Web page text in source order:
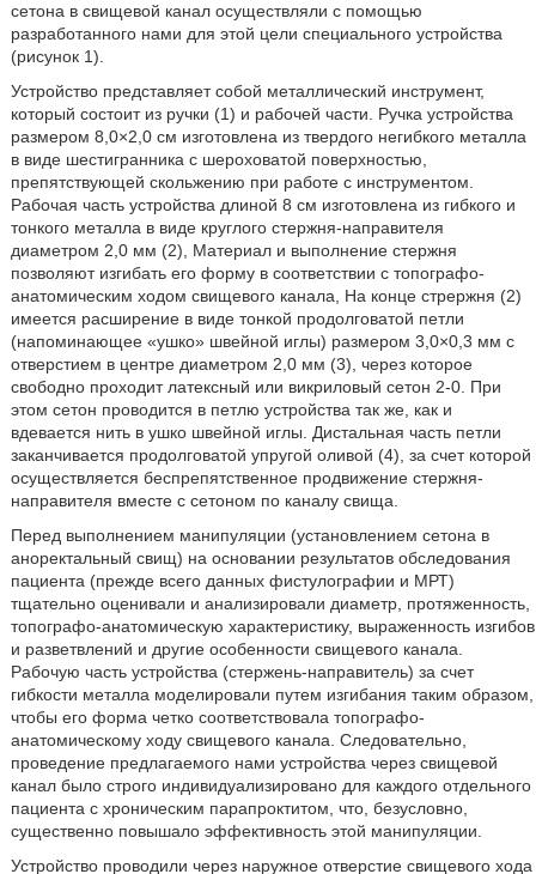
сетона в свищевой канал осуществляли с помощью
разработанного нами для этой цели специального устройства
(рисунок 1).
Устройство представляет собой металлический инструмент,
который состоит из ручки (1) и рабочей части. Ручка устройства
размером 8,0×2,0 см изготовлена из твердого негибкого металла
в виде шестигранника с шероховатой поверхностью,
препятствующей скольжению при работе с инструментом.
Рабочая часть устройства длиной 8 см изготовлена из гибкого и
тонкого металла в виде круглого стержня-направителя
диаметром 2,0 мм (2), Материал и выполнение стержня
позволяют изгибать его форму в соответствии с топографо-
анатомическим ходом свищевого канала, На конце стрержня (2)
имеется расширение в виде тонкой продолговатой петли
(напоминающее «ушко» швейной иглы) размером 3,0×0,3 мм с
отверстием в центре диаметром 2,0 мм (3), через которое
свободно проходит латексный или викриловый сетон 2-0. При
этом сетон проводится в петлю устройства так же, как и
вдевается нить в ушко швейной иглы. Дистальная часть петли
заканчивается продолговатой упругой оливой (4), за счет которой
осуществляется беспрепятственное продвижение стержня-
направителя вместе с сетоном по каналу свища.
Перед выполнением манипуляции (установлением сетона в
аноректальный свищ) на основании результатов обследования
пациента (прежде всего данных фистулографии и МРТ)
тщательно оценивали и анализировали диаметр, протяженность,
топографо-анатомическую характеристику, выраженность изгибов
и разветвлений и другие особенности свищевого канала.
Рабочую часть устройства (стержень-направитель) за счет
гибкости металла моделировали путем изгибания таким образом,
чтобы его форма четко соответствовала топографо-
анатомическому ходу свищевого канала. Следовательно,
проведение предлагаемого нами устройства через свищевой
канал было строго индивидуализировано для каждого отдельного
пациента с хроническим парапроктитом, что, безусловно,
существенно повышало эффективность этой манипуляции.
Устройство проводили через наружное отверстие свищевого хода